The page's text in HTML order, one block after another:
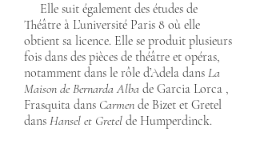
Elle suit également des études de
Théâtre à L’université Paris 8 où elle
obtient sa licence. Elle se produit plusieurs
fois dans des pièces de théâtre et opéras,
notamment dans le rôle d’Adela dans La
Maison de Bernarda Alba de Garcia Lorca ,
Frasquita dans Carmen de Bizet et Gretel
dans Hansel et Gretel de Humperdinck.